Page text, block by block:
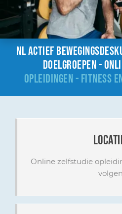
NL Actief
doelgroepen -
OPLEIDINGEN - FITNESS
Online zelfstudie